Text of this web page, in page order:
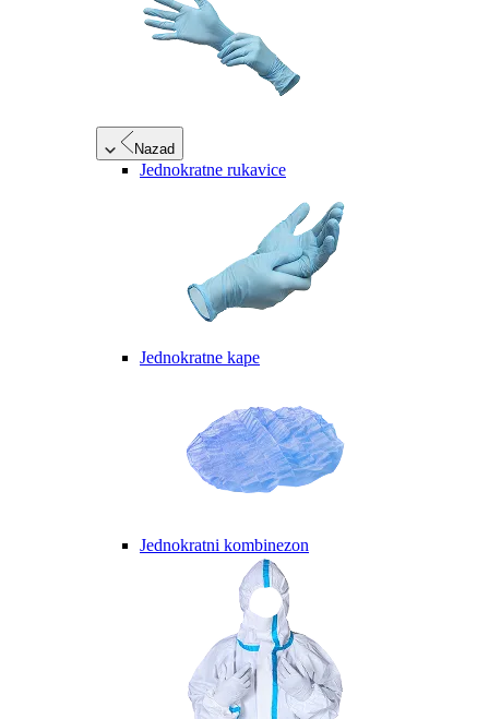
Nazad
Jednokratne rukavice
Jednokratne kape
Jednokratni kombinezon